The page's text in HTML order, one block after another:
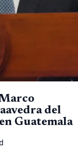
del
Guatemala